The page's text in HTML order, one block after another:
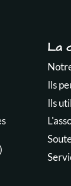
La
Ils
Ils